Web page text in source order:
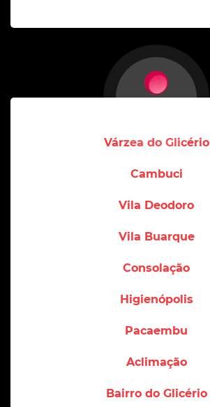
Várzea do Glicério
Cambuci
Vila Deodoro
Vila Buarque
Consolação
Higienópolis
Pacaembu
Aclimação
Bairro do Glicério